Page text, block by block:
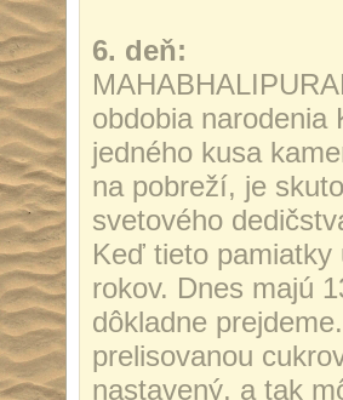
6. deň:
obdobia narodenia
jedného kusa
na pobreží, je
svetového
Keď tieto
rokov. Dnes majú
dôkladne
prelisovanou
nastavený, a tak